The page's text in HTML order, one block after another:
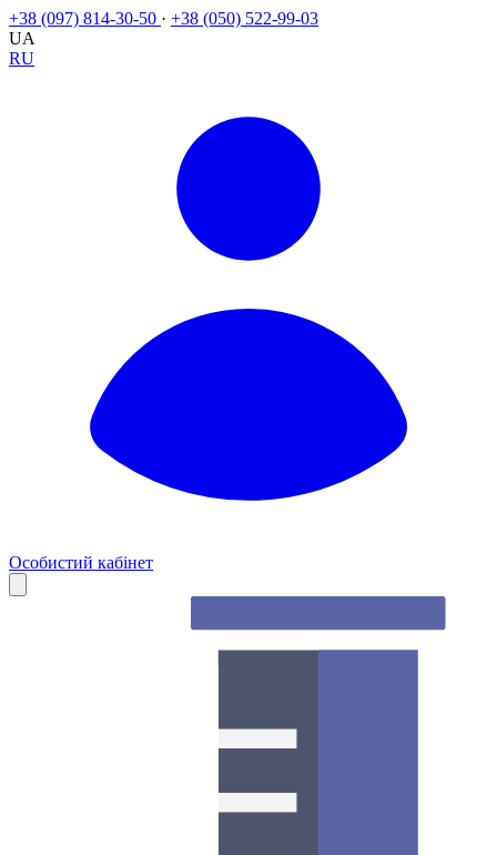
+38 (097) 814-30-50 · +38 (050) 522-99-03
UA
RU
Особистий кабінет